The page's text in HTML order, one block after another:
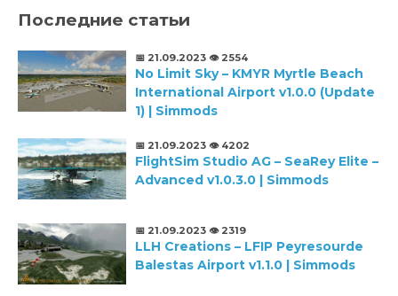
Последние статьи
📅 21.09.2023 👁️ 2554
No Limit Sky – KMYR Myrtle Beach
International Airport v1.0.0 (Update
1) | Simmods
📅 21.09.2023 👁️ 4202
FlightSim Studio AG – SeaRey Elite –
Advanced v1.0.3.0 | Simmods
📅 21.09.2023 👁️ 2319
LLH Creations – LFIP Peyresourde
Balestas Airport v1.1.0 | Simmods